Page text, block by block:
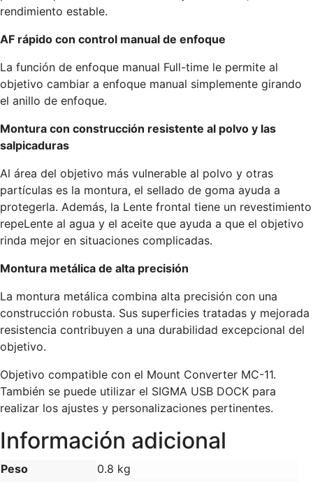
rendimiento estable.
AF rápido con control manual de enfoque
La función de enfoque manual Full-time le permite al
objetivo cambiar a enfoque manual simplemente girando
el anillo de enfoque.
Montura con construcción resistente al polvo y las
salpicaduras
Al área del objetivo más vulnerable al polvo y otras
partículas es la montura, el sellado de goma ayuda a
protegerla. Además, la Lente frontal tiene un revestimiento
repeLente al agua y el aceite que ayuda a que el objetivo
rinda mejor en situaciones complicadas.
Montura metálica de alta precisión
La montura metálica combina alta precisión con una
construcción robusta. Sus superficies tratadas y mejorada
resistencia contribuyen a una durabilidad excepcional del
objetivo.
Objetivo compatible con el Mount Converter MC-11.
También se puede utilizar el SIGMA USB DOCK para
realizar los ajustes y personalizaciones pertinentes.
Información adicional
Peso
0.8 kg